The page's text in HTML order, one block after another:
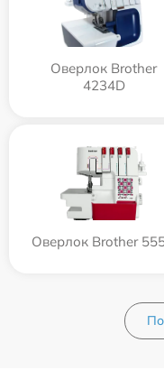
Оверлок Brother
4234D
Оверлок Brother